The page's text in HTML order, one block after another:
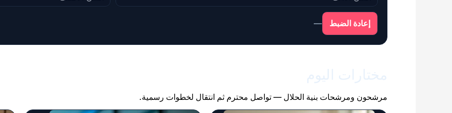
إعادة الضبط —
مرشحون ومرشحات بنية الحلال — تواصل محترم ثم انتقال لخطوات رسمية.